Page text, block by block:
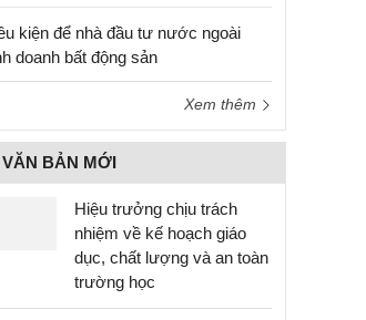
kiện để nhà đầu tư nước ngoài
doanh bất động sản
Xem thêm
VĂN BẢN MỚI
Hiệu trưởng chịu trách
nhiệm về kế hoạch giáo
dục, chất lượng và an toàn
trường học